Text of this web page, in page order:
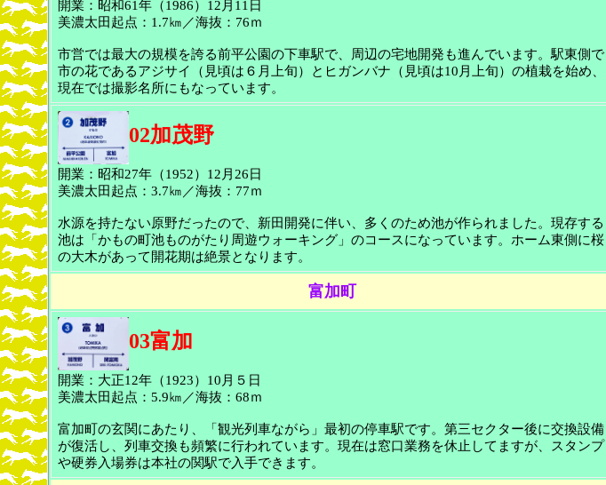
開業：昭和61年（1986）12月11日
美濃太田起点：1.7㎞／海抜：76ｍ
市営では最大の規模を誇る前平公園の下車駅で、周辺の宅地開発も進んでいます。駅東側で
市の花であるアジサイ（見頃は６月上旬）とヒガンバナ（見頃は10月上旬）の植栽を始め、
現在では撮影名所にもなっています。
02加茂野
開業：昭和27年（1952）12月26日
美濃太田起点：3.7㎞／海抜：77ｍ
水源を持たない原野だったので、新田開発に伴い、多くのため池が作られました。現存する
池は「かもの町池ものがたり周遊ウォーキング」のコースになっています。ホーム東側に桜
の大木があって開花期は絶景となります。
富加町
03富加
開業：大正12年（1923）10月５日
美濃太田起点：5.9㎞／海抜：68ｍ
富加町の玄関にあたり、「観光列車ながら」最初の停車駅です。第三セクター後に交換設備
が復活し、列車交換も頻繁に行われています。現在は窓口業務を休止してますが、スタンプ
や硬券入場券は本社の関駅で入手できます。